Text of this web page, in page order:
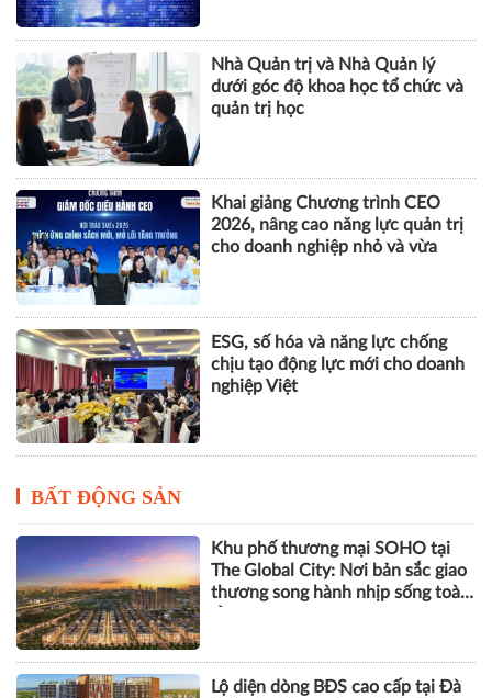
Nhà Quản trị và Nhà Quản lý
dưới góc độ khoa học tổ chức và
quản trị học
Khai giảng Chương trình CEO
2026, nâng cao năng lực quản trị
cho doanh nghiệp nhỏ và vừa
ESG, số hóa và năng lực chống
chịu tạo động lực mới cho doanh
nghiệp Việt
BẤT ĐỘNG SẢN
Khu phố thương mại SOHO tại
The Global City: Nơi bản sắc giao
thương song hành nhịp sống toàn
Lộ diện dòng BĐS cao cấp tại Đà